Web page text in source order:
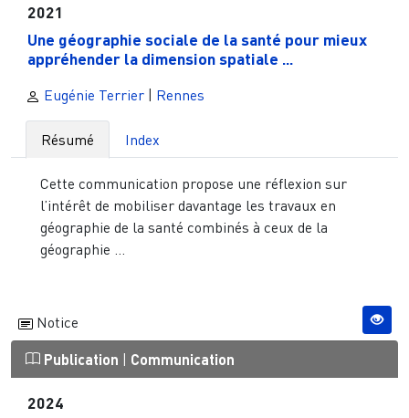
2021
Une géographie sociale de la santé pour mieux
appréhender la dimension spatiale ...
Eugénie Terrier | Rennes
Résumé Index
Cette communication propose une réflexion sur
l’intérêt de mobiliser davantage les travaux en
géographie de la santé combinés à ceux de la
géographie ...
Notice
Publication | Communication
2024